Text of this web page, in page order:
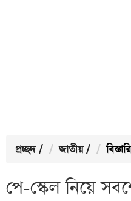
প্রচ্ছদ / জাতীয় /
পে-স্কেল নিয়ে